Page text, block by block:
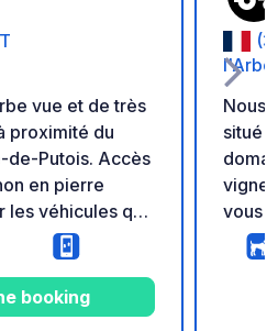
vue et de très
proximité du
Accès
en pierre
les véhicules qui
la grotte des
fond de l'allée
praticable
voit les traces.
booking
Nous
situé à
vous